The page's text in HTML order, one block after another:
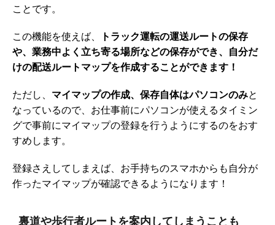
ことです。
この機能を使えば、
トラック運転の運送ルートの保存
や、業務中よく立ち寄る場所などの保存ができ、自分だ
けの配送ルートマップを作成することができます！
ただし、 マイマップの作成、保存自体はパソコンのみと
なっているので、お仕事前にパソコンが使えるタイミン
グで事前にマイマップの登録を行うようにするのをおす
すめします。
登録さえしてしまえば、お手持ちのスマホからも自分が
作ったマイマップが確認できるようになります！
裏道や歩行者ルートを案内してしまうことも